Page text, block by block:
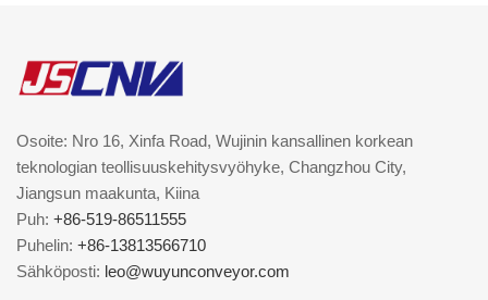
Osoite: Nro 16, Xinfa Road, Wujinin kansallinen korkean
teknologian teollisuuskehitysvyöhyke, Changzhou City,
Jiangsun maakunta, Kiina
Puh: +86-519-86511555
Puhelin: +86-13813566710
Sähköposti: leo@wuyunconveyor.com